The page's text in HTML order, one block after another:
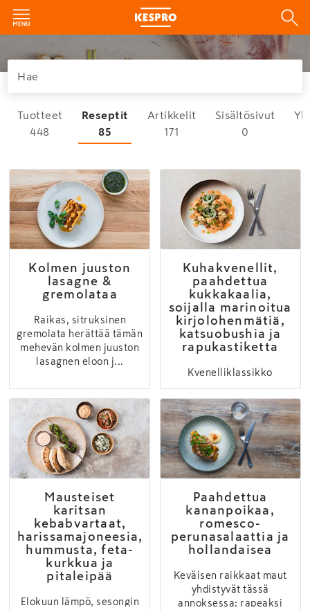
Tuotteet
448
Reseptit
85
Artikkelit
171
Sisältösivut
0
Kolmen juuston
lasagne &
gremolataa
Raikas, sitruksinen
gremolata herättää tämän
mehevän kolmen juuston
lasagnen eloon j...
Kuhakvenellit,
paahdettua
kukkakaalia,
soijalla marinoitua
kirjolohenmätiä,
katsuobushia ja
rapukastiketta
Kvenelliklassikko
uudessa, modernissa
muodossa. Annoksessa
maistuvat japanilaisen
ke...
Mausteiset
karitsan
kebabvartaat,
harissamajoneesia,
hummusta, feta-
kurkkua ja
pitaleipää
Elokuun lämpö, sesongin
Paahdettua
kananpoikaa,
romesco-
perunasalaattia ja
hollandaisea
Keväisen raikkaat maut
yhdistyvät tässä
annoksessa: rapeaksi